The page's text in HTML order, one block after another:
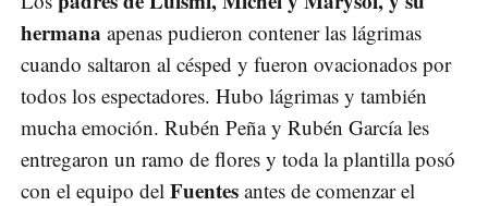
hermana apenas pudieron contener las lágrimas
cuando saltaron al césped y fueron ovacionados por
todos los espectadores. Hubo lágrimas y también
mucha emoción. Rubén Peña y Rubén García les
entregaron un ramo de flores y toda la plantilla posó
con el equipo del Fuentes antes de comenzar el